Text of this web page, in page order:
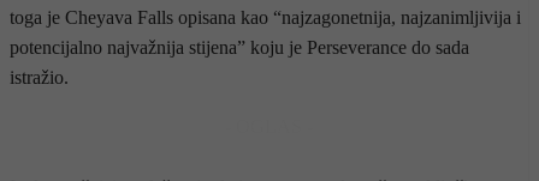
toga je Cheyava Falls opisana kao “najzagonetnija, najzanimljivija i
potencijalno najvažnija stijena” koju je Perseverance do sada
istražio.